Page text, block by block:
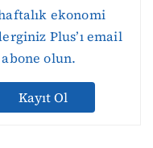
ekonomi
Plus’ı email
olun.
Kayıt Ol